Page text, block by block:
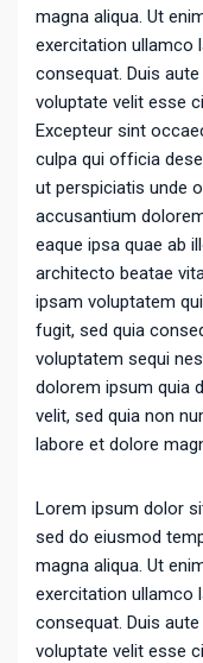
magna aliqua. Ut
exercitation ullamco
consequat. Duis
voluptate velit esse
Excepteur sint
culpa qui officia
ut perspiciatis unde
accusantium
eaque ipsa quae ab
architecto beatae
ipsam voluptatem
fugit, sed quia
voluptatem sequi
dolorem ipsum quia
velit, sed quia non
labore et dolore
Lorem ipsum dolor
sed do eiusmod
magna aliqua. Ut
exercitation ullamco
consequat. Duis
voluptate velit esse